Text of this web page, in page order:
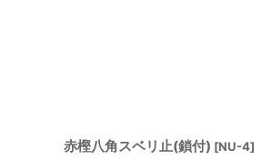
赤樫八角スベリ止(鎖付) [NU-4]